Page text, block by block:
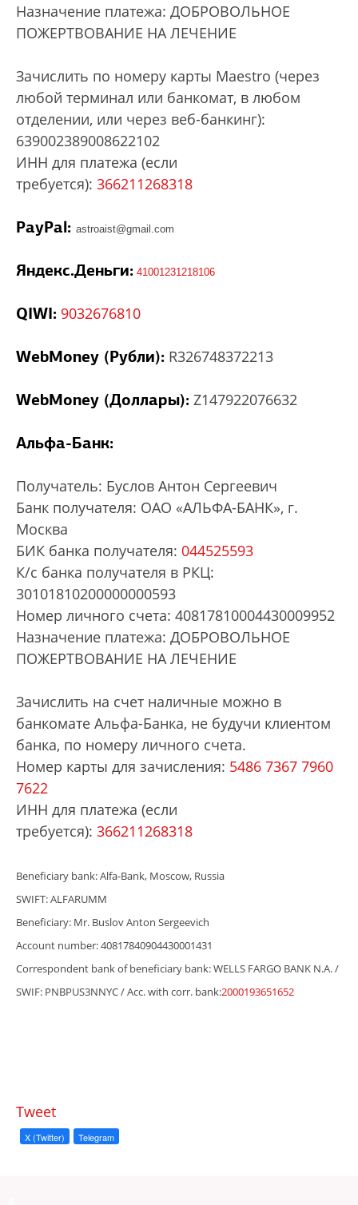
Назначение платежа: ДОБРОВОЛЬНОЕ
ПОЖЕРТВОВАНИЕ НА ЛЕЧЕНИЕ
Зачислить по номеру карты Maestro (через
любой терминал или банкомат, в любом
отделении, или через веб-банкинг):
639002389008622102
ИНН для платежа (если
требуется): 366211268318
PayPal: astroaist@gmail.com
Яндекс.Деньги: 41001231218106
QIWI: 9032676810
WebMoney (Рубли): R326748372213
WebMoney (Доллары): Z147922076632
Альфа-Банк:
Получатель: Буслов Антон Сергеевич
Банк получателя: ОАО «АЛЬФА-БАНК», г.
Москва
БИК банка получателя: 044525593
К/с банка получателя в РКЦ:
30101810200000000593
Номер личного счета: 40817810004430009952
Назначение платежа: ДОБРОВОЛЬНОЕ
ПОЖЕРТВОВАНИЕ НА ЛЕЧЕНИЕ
Зачислить на счет наличные можно в
банкомате Альфа-Банка, не будучи клиентом
банка, по номеру личного счета.
Номер карты для зачисления: 5486 7367 7960
7622
ИНН для платежа (если
требуется): 366211268318
Beneficiary bank: Alfa-Bank, Moscow, Russia
SWIFT: ALFARUMM
Beneficiary: Mr. Buslov Anton Sergeevich
Account number: 40817840904430001431
Correspondent bank of beneficiary bank: WELLS FARGO BANK N.A. /
SWIF: PNBPUS3NNYC / Acc. with corr. bank:2000193651652
Tweet
X (Twitter) Telegram